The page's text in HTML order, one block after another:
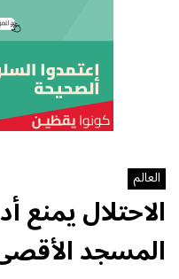
العالم
الاحتلال يمنع
المسجد